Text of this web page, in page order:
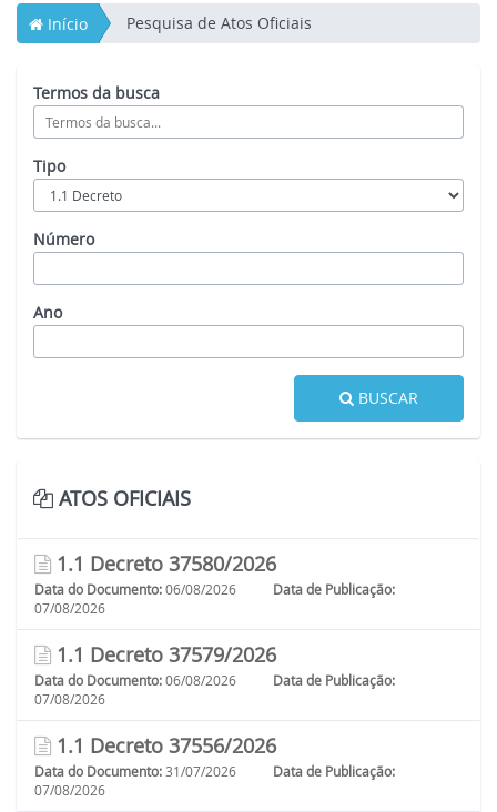
Início Pesquisa de Atos Oficiais
Termos da busca
Tipo
Número
Ano
BUSCAR
ATOS OFICIAIS
1.1 Decreto 37580/2026
Data do Documento: 06/08/2026
Data de Publicação:
07/08/2026
1.1 Decreto 37579/2026
Data do Documento: 06/08/2026
Data de Publicação:
07/08/2026
1.1 Decreto 37556/2026
Data do Documento: 31/07/2026
Data de Publicação:
07/08/2026